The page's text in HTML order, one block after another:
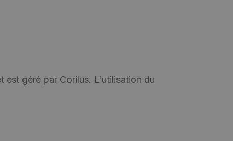
est géré par Corilus. L'utilisation du